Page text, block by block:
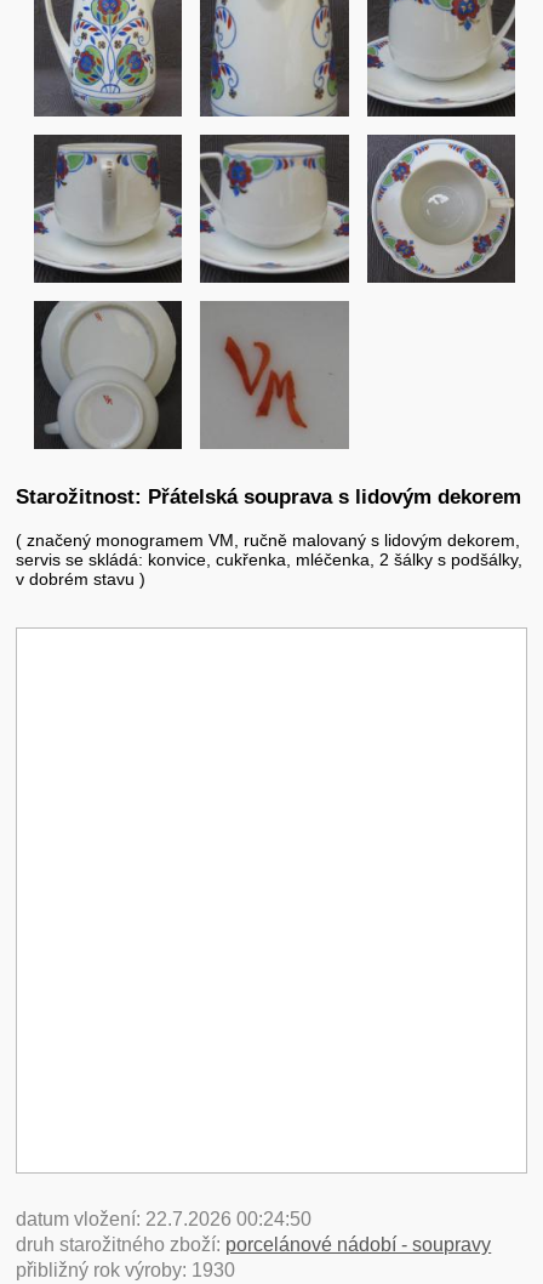
Starožitnost: Přátelská souprava s lidovým dekorem
( značený monogramem VM, ručně malovaný s lidovým dekorem,
servis se skládá: konvice, cukřenka, mléčenka, 2 šálky s podšálky,
v dobrém stavu )
datum vložení: 22.7.2026 00:24:50
druh starožitného zboží: porcelánové nádobí - soupravy
přibližný rok výroby: 1930